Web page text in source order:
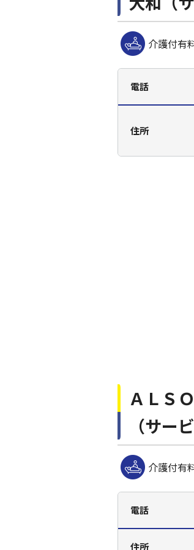
介護付有
電話
住所
ＡＬＳ
（サー
介護付有
電話
住所